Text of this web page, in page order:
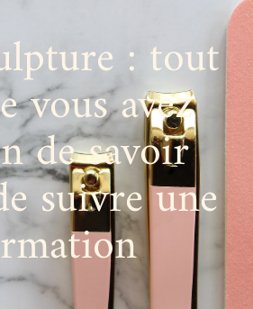
: tout
vous avez
de savoir
suivre une